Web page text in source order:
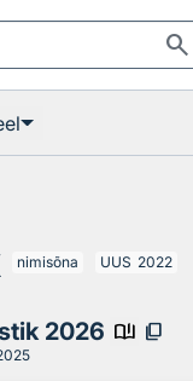
search
nimisõna UUS 2022
2026 book_ribbon content_copy